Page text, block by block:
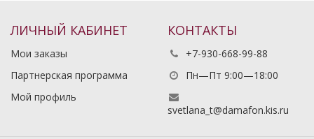
ЛИЧНЫЙ КАБИНЕТ
Мои заказы
Партнерская программа
Мой профиль
КОНТАКТЫ
+7-930-668-99-88
Пн—Пт 9:00—18:00
svetlana_t@damafon.kis.ru